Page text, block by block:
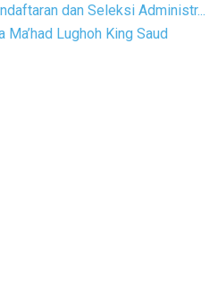
dan Seleksi Administr...
Lughoh King Saud